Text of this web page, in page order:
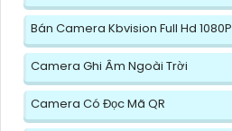
Bán Camera Kbvision Full Hd 1080P
Camera Ghi Âm Ngoài Trời
Camera Có Đọc Mã QR